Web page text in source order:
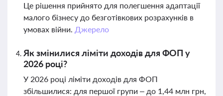
Це рішення прийнято для полегшення адаптації
малого бізнесу до безготівкових розрахунків в
умовах війни. Джерело
Як змінилися ліміти доходів для ФОП у
2026 році?
У 2026 році ліміти доходів для ФОП
збільшилися: для першої групи – до 1,44 млн грн,